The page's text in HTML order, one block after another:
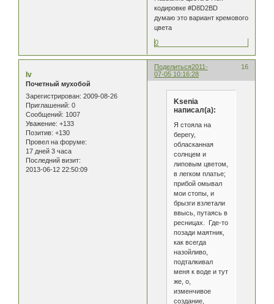
кодировке #D8D2BD
думаю это вариант кремового
цвета
0
Поделиться 16
2011-
07-05 10:16:28
Iv
Почетный мухобой
Зарегистрирован: 2009-08-26
Приглашений: 0
Сообщений: 1007
Уважение: +133
Позитив: +130
Провел на форуме:
17 дней 3 часа
Последний визит:
2013-06-12 22:50:09
Ksenia
написал(а):
Я стояла на
берегу,
обласканная
солнцем и
липовым цветом,
в легком платье;
прибой омывал
мои стопы, и
брызги взлетали
ввысь, путаясь в
ресницах. Где-то
позади маятник,
как всегда
назойливо,
подталкивал
меня к воде и тут
же, о,
изменчивое
создание,